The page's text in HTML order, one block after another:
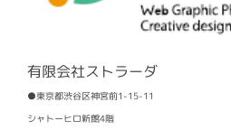
有限会社ストラーダ
●東京都渋谷区神宮前1-15-11
シャトーヒロ新館4階